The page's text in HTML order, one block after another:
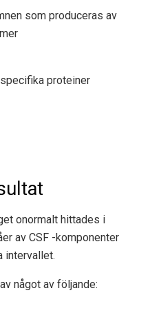
som produceras av
proteiner
onormalt hittades i
av CSF -komponenter
intervallet.
något av följande: